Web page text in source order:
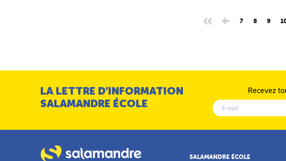
7 8 9
LA LETTRE D’INFORMATION
SALAMANDRE ÉCOLE
Recevez
SALAMANDRE ÉCOLE